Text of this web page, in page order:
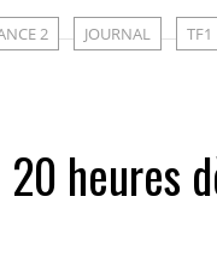
2 JOURNAL TF1
heures